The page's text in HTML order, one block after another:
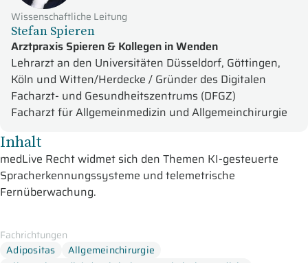
Wissenschaftliche Leitung
Stefan Spieren
Arztpraxis Spieren & Kollegen in Wenden
Lehrarzt an den Universitäten Düsseldorf, Göttingen,
Köln und Witten/Herdecke / Gründer des Digitalen
Facharzt- und Gesundheitszentrums (DFGZ)
Facharzt für Allgemeinmedizin und Allgemeinchirurgie
Inhalt
medLive Rechtwidmet sich den Themen KI-gesteuerte
Spracherkennungssysteme und telemetrische
Fernüberwachung.
Spracherkennungsprogramme
der Dokumentationsaufwand eines Arzt-Patienten
Fachrichtungen
Adipositas
Allgemeinchirurgie